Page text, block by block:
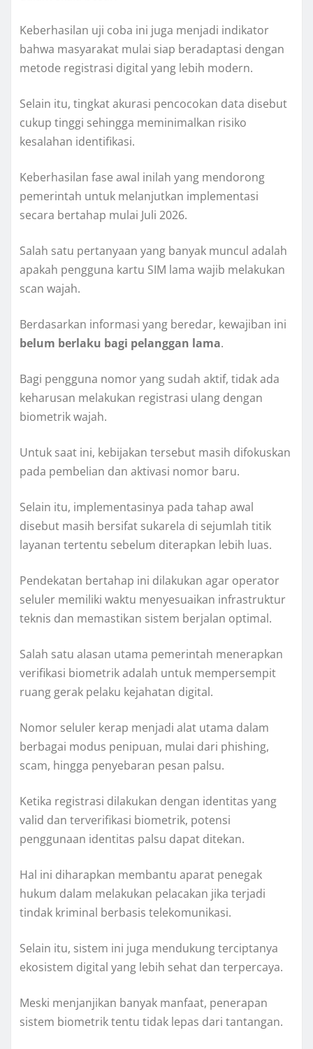
Keberhasilan uji coba ini juga menjadi indikator
bahwa masyarakat mulai siap beradaptasi dengan
metode registrasi digital yang lebih modern.
Selain itu, tingkat akurasi pencocokan data disebut
cukup tinggi sehingga meminimalkan risiko
kesalahan identifikasi.
Keberhasilan fase awal inilah yang mendorong
pemerintah untuk melanjutkan implementasi
secara bertahap mulai Juli 2026.
Salah satu pertanyaan yang banyak muncul adalah
apakah pengguna kartu SIM lama wajib melakukan
scan wajah.
Berdasarkan informasi yang beredar, kewajiban ini
belum berlaku bagi pelanggan lama.
Bagi pengguna nomor yang sudah aktif, tidak ada
keharusan melakukan registrasi ulang dengan
biometrik wajah.
Untuk saat ini, kebijakan tersebut masih difokuskan
pada pembelian dan aktivasi nomor baru.
Selain itu, implementasinya pada tahap awal
disebut masih bersifat sukarela di sejumlah titik
layanan tertentu sebelum diterapkan lebih luas.
Pendekatan bertahap ini dilakukan agar operator
seluler memiliki waktu menyesuaikan infrastruktur
teknis dan memastikan sistem berjalan optimal.
Salah satu alasan utama pemerintah menerapkan
verifikasi biometrik adalah untuk mempersempit
ruang gerak pelaku kejahatan digital.
Nomor seluler kerap menjadi alat utama dalam
berbagai modus penipuan, mulai dari phishing,
scam, hingga penyebaran pesan palsu.
Ketika registrasi dilakukan dengan identitas yang
valid dan terverifikasi biometrik, potensi
penggunaan identitas palsu dapat ditekan.
Hal ini diharapkan membantu aparat penegak
hukum dalam melakukan pelacakan jika terjadi
tindak kriminal berbasis telekomunikasi.
Selain itu, sistem ini juga mendukung terciptanya
ekosistem digital yang lebih sehat dan terpercaya.
Meski menjanjikan banyak manfaat, penerapan
sistem biometrik tentu tidak lepas dari tantangan.